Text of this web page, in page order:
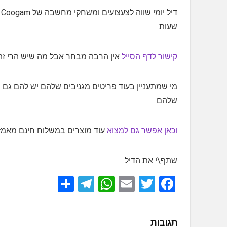
שעות
קישור לדף הסייל אין הרבה מבחר אבל מה שיש הרי
מי שמתעניין בעוד פריטים מגניבים שלהם יש להם גם
שלהם
וכאן אפשר גם למצוא עוד מוצרים במשלוח חינם
שתף\י את הדיל
F
ce
T
E
W
T
תגובות